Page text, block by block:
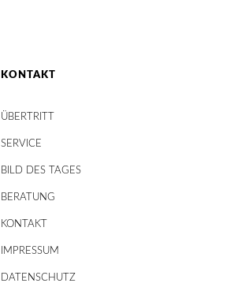
KONTAKT
ÜBERTRITT
SERVICE
BILD DES TAGES
BERATUNG
KONTAKT
IMPRESSUM
DATENSCHUTZ